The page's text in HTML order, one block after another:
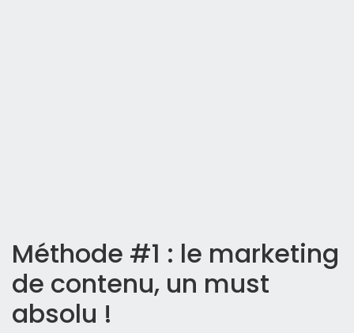
Méthode #1 : le marketing
de contenu, un must
absolu !